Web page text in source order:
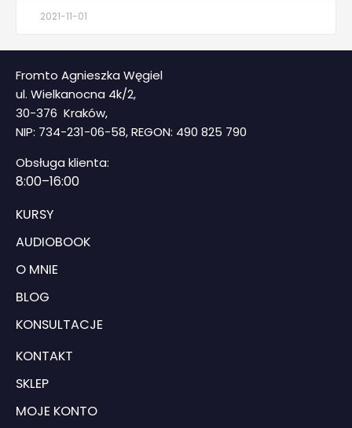
2021-11-01
Fromto Agnieszka Węgiel
ul. Wielkanocna 4k/2,
30-376 Kraków,
NIP: 734-231-06-58, REGON: 490 825 790
Obsługa klienta:
8:00–16:00
KURSY
AUDIOBOOK
O MNIE
BLOG
KONSULTACJE
KONTAKT
SKLEP
MOJE KONTO